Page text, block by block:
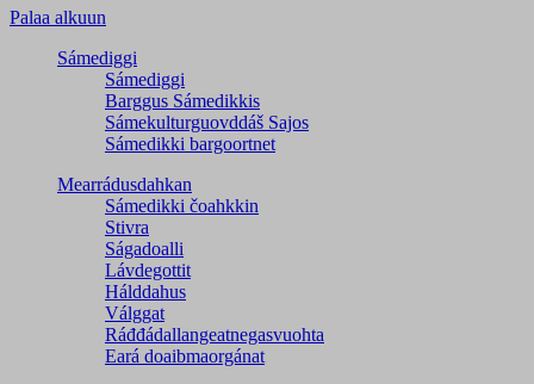
Palaa alkuun
Sámediggi
Sámediggi
Barggus Sámedikkis
Sámekulturguovddáš Sajos
Sámedikki bargoortnet
Mearrádusdahkan
Sámedikki čoahkkin
Stivra
Ságadoalli
Lávdegottit
Hálddahus
Válggat
Ráđđádallangeatnegas­vuohta
Eará doaibmaorgánat